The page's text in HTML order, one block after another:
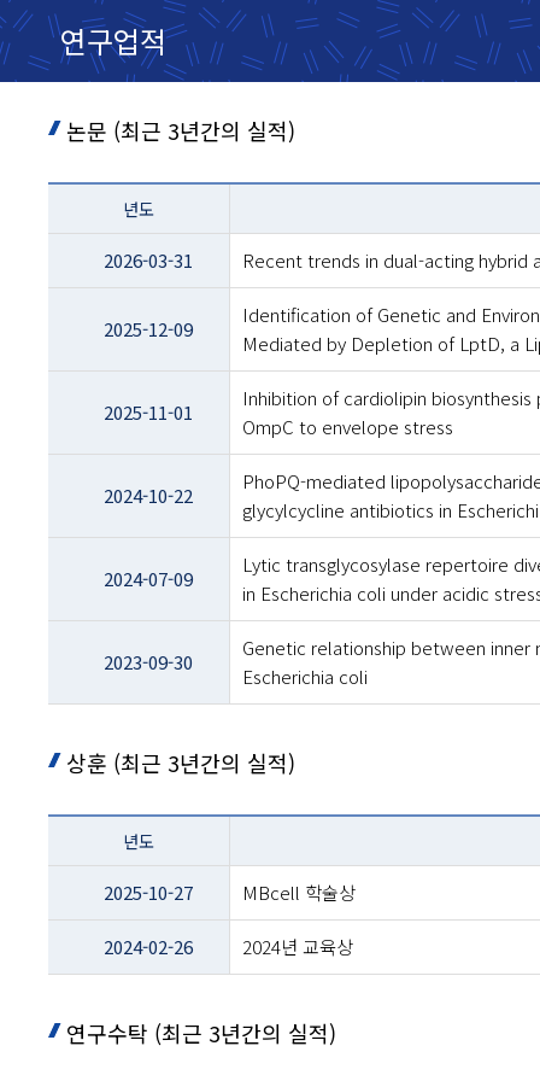
연구업적
논문 (최근 3년간의 실적)
및
년도
2026-03-31 Recent trends in dual-acting hybrid
2025-12-09
Identification of Genetic and
Mediated by Depletion of LptD, a
2025-11-01
Inhibition of cardiolipin
OmpC to envelope stress
2024-10-22
PhoPQ-mediated
glycylcycline antibiotics in
2024-07-09
Lytic transglycosylase repertoire
in Escherichia coli under acidic
2023-09-30
Genetic relationship between inner
Escherichia coli
상훈 (최근 3년간의 실적)
및
년도
2025-10-27 MBcell 학술상
2024-02-26 2024년 교육상
연구수탁 (최근 3년간의 실적)